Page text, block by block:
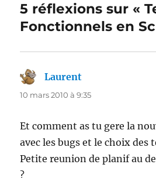
5 réflexions sur «
Fonctionnels en
Laurent
10 mars 2010 à 9:35
Et comment as tu gere la
avec les bugs et le choix des
Petite reunion de planif au
?